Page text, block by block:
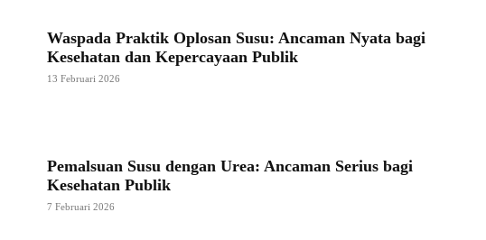
Waspada Praktik Oplosan Susu: Ancaman Nyata bagi
Kesehatan dan Kepercayaan Publik
13 Februari 2026
Pemalsuan Susu dengan Urea: Ancaman Serius bagi
Kesehatan Publik
7 Februari 2026